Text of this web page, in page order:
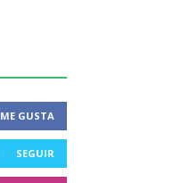
ME GUSTA
SEGUIR